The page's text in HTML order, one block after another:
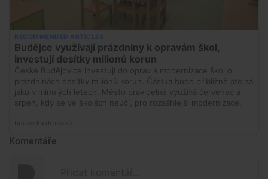
Komentáře